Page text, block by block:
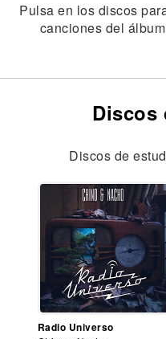
Pulsa en los discos
canciones del
Discos
Discos de
Radio Universo